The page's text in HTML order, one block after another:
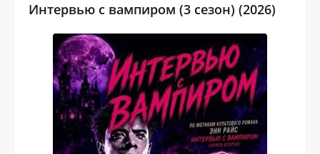
Интервью с вампиром (3 сезон) (2026)